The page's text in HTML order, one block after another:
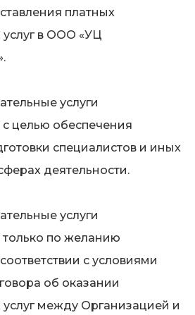
платных
услуг в ООО «УЦ
услуги
целью обеспечения
специалистов и иных
деятельности.
услуги
только по желанию
с условиями
об оказании
между Организацией и